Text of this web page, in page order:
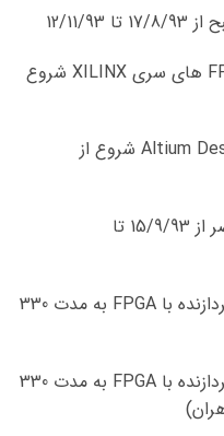
برنامه نویسی VHDL مخصوص FPGA های سری XILINX شروع
طراحی مدار چاپی با نرم افزار Altium Designer شروع از
دوره میکروکنترلر ARM در شیفت عصر از 15/9/93 تا
طراحی کنترلر، اینترفیس و مدارات پردازنده با FPGA به مدت 330
طراحی کنترلر، اینترفیس و مدارات پردازنده با FPGA به مدت 330